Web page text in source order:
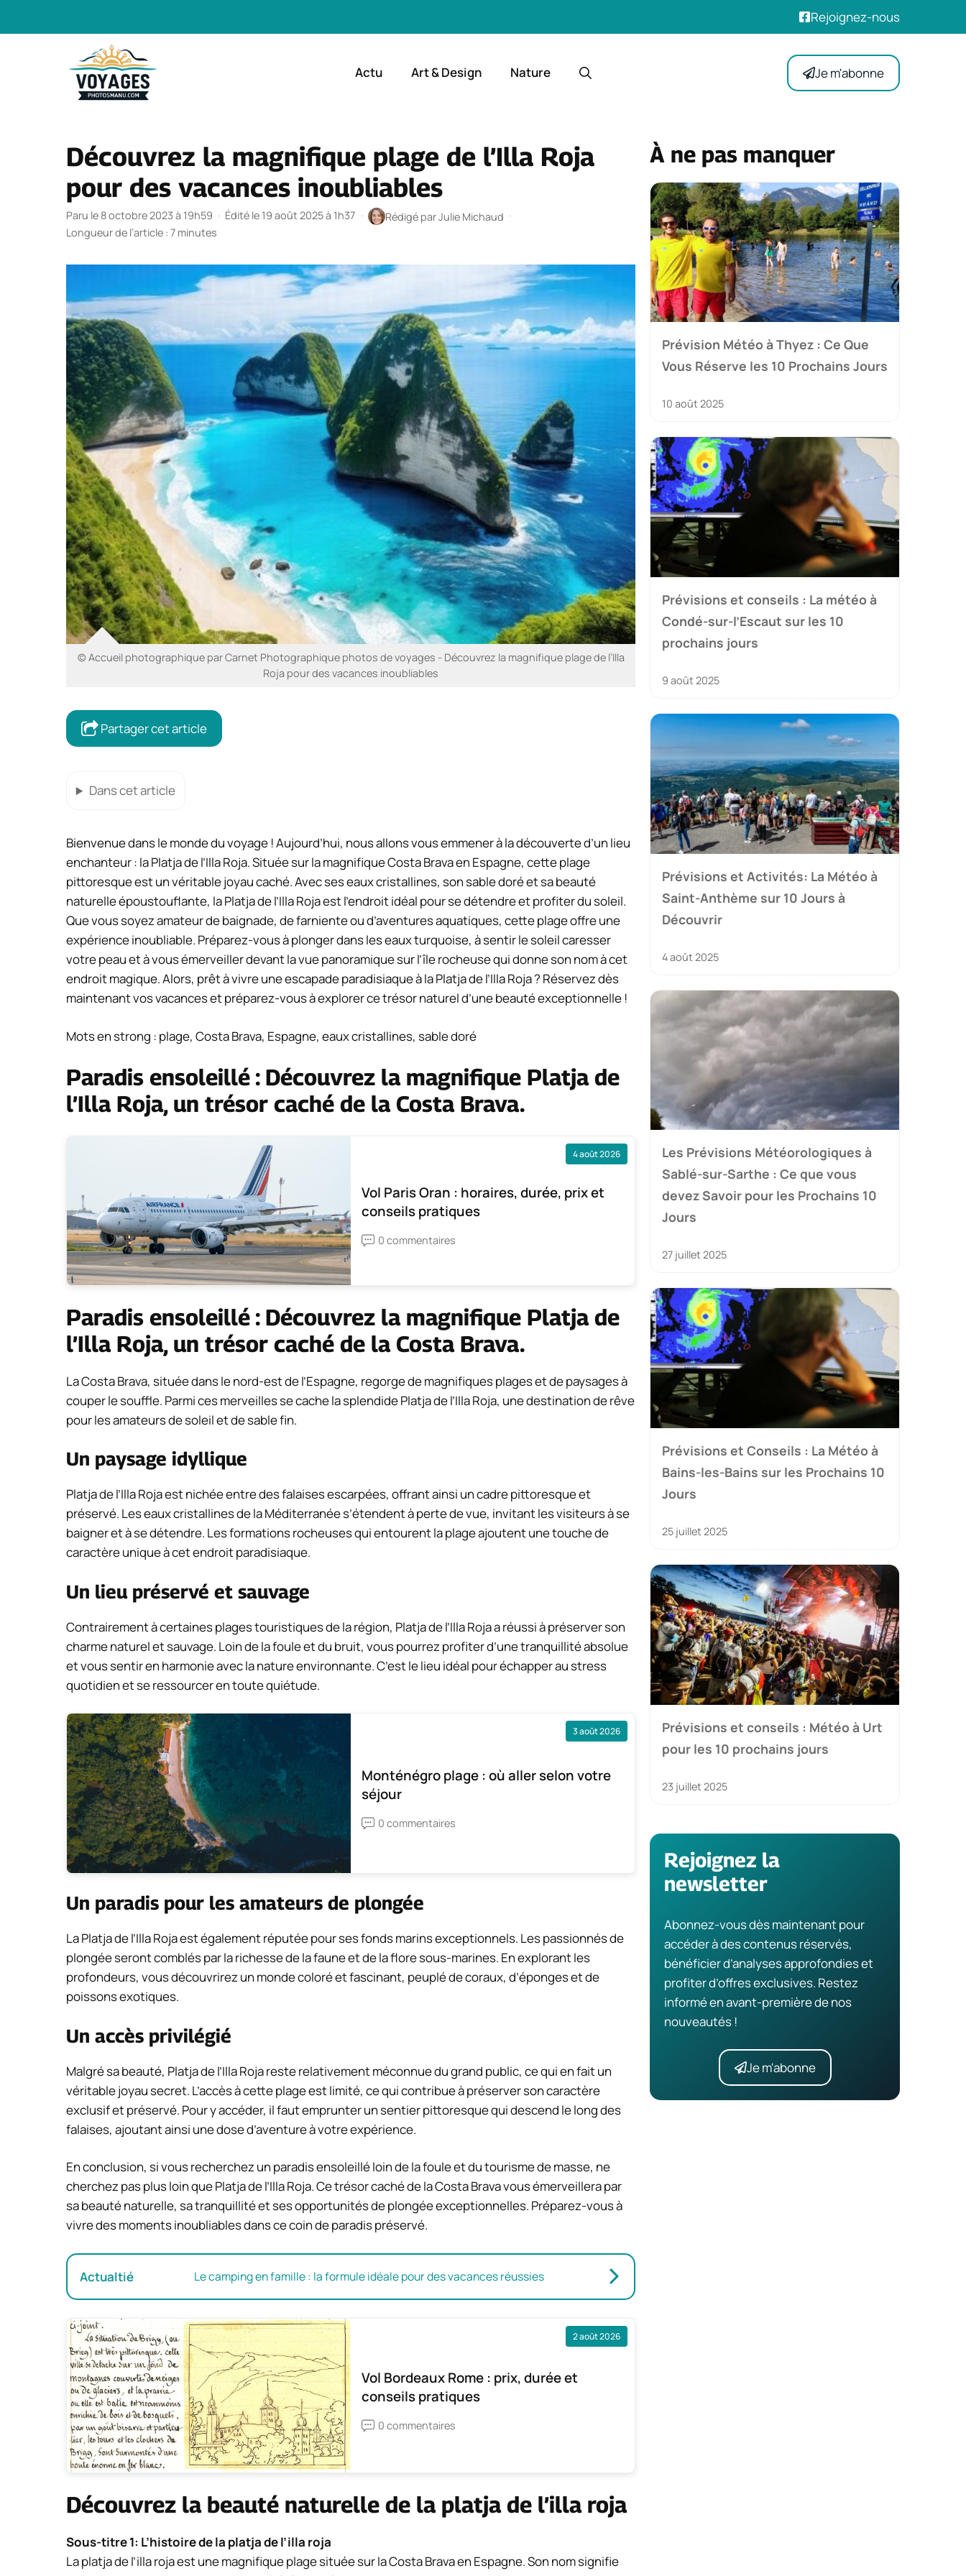
Rejoignez-nous
Actu Art & Design Nature Je m'abonne
Découvrez la magnifique plage de l’Illa Roja
pour des vacances inoubliables
Paru le 8 octobre 2023 à 19h59 · Édité le 19 août 2025 à 1h37 · Rédigé parJulie Michaud ·
Longueur de l’article : 7 minutes
© Accueil photographique par Carnet Photographique photos de voyages - Découvrez la magnifique plage de l’Illa
Roja pour des vacances inoubliables
Partager cet article
Dans cet article
Bienvenue dans le monde du voyage ! Aujourd’hui, nous allons vous emmener à la découverte d’un lieu
enchanteur : la Platja de l’Illa Roja. Située sur la magnifique Costa Brava en Espagne, cette plage
pittoresque est un véritable joyau caché. Avec ses eaux cristallines, son sable doré et sa beauté
naturelle époustouflante, la Platja de l’Illa Roja est l’endroit idéal pour se détendre et profiter du soleil.
Que vous soyez amateur de baignade, de farniente ou d’aventures aquatiques, cette plage offre une
expérience inoubliable. Préparez-vous à plonger dans les eaux turquoise, à sentir le soleil caresser
votre peau et à vous émerveiller devant la vue panoramique sur l’île rocheuse qui donne son nom à cet
endroit magique. Alors, prêt à vivre une escapade paradisiaque à la Platja de l’Illa Roja ? Réservez dès
maintenant vos vacances et préparez-vous à explorer ce trésor naturel d’une beauté exceptionnelle !
Mots en strong : plage, Costa Brava, Espagne, eaux cristallines, sable doré
Paradis ensoleillé : Découvrez la magnifique Platja de
l’Illa Roja, un trésor caché de la Costa Brava.
4 août 2026
Vol Paris Oran : horaires, durée, prix et
conseils pratiques
0 commentaires
Paradis ensoleillé : Découvrez la magnifique Platja de
l’Illa Roja, un trésor caché de la Costa Brava.
La Costa Brava, située dans le nord-est de l’Espagne, regorge de magnifiques plages et de paysages à
couper le souffle. Parmi ces merveilles se cache la splendide Platja de l’Illa Roja, une destination de rêve
pour les amateurs de soleil et de sable fin.
Un paysage idyllique
Platja de l’Illa Roja est nichée entre des falaises escarpées, offrant ainsi un cadre pittoresque et
préservé. Les eaux cristallines de la Méditerranée s’étendent à perte de vue, invitant les visiteurs à se
baigner et à se détendre. Les formations rocheuses qui entourent la plage ajoutent une touche de
caractère unique à cet endroit paradisiaque.
Un lieu préservé et sauvage
Contrairement à certaines plages touristiques de la région, Platja de l’Illa Roja a réussi à préserver son
charme naturel et sauvage. Loin de la foule et du bruit, vous pourrez profiter d’une tranquillité absolue
et vous sentir en harmonie avec la nature environnante. C’est le lieu idéal pour échapper au stress
quotidien et se ressourcer en toute quiétude.
3 août 2026
Monténégro plage : où aller selon votre
séjour
0 commentaires
Un paradis pour les amateurs de plongée
La Platja de l’Illa Roja est également réputée pour ses fonds marins exceptionnels. Les passionnés de
plongée seront comblés par la richesse de la faune et de la flore sous-marines. En explorant les
profondeurs, vous découvrirez un monde coloré et fascinant, peuplé de coraux, d’éponges et de
poissons exotiques.
Un accès privilégié
Malgré sa beauté, Platja de l’Illa Roja reste relativement méconnue du grand public, ce qui en fait un
véritable joyau secret. L’accès à cette plage est limité, ce qui contribue à préserver son caractère
exclusif et préservé. Pour y accéder, il faut emprunter un sentier pittoresque qui descend le long des
falaises, ajoutant ainsi une dose d’aventure à votre expérience.
En conclusion, si vous recherchez un paradis ensoleillé loin de la foule et du tourisme de masse, ne
cherchez pas plus loin que Platja de l’Illa Roja. Ce trésor caché de la Costa Brava vous émerveillera par
sa beauté naturelle, sa tranquillité et ses opportunités de plongée exceptionnelles. Préparez-vous à
vivre des moments inoubliables dans ce coin de paradis préservé.
Actualtié Le camping en famille : la formule idéale pour des vacances réussies
2 août 2026
Vol Bordeaux Rome : prix, durée et
conseils pratiques
0 commentaires
Découvrez la beauté naturelle de la platja de l’illa roja
Sous-titre 1: L’histoire de la platja de l’illa roja
La platja de l’illa roja est une magnifique plage située sur la Costa Brava en Espagne. Son nom signifie
À ne pas manquer
Prévision Météo à Thyez : Ce Que
Vous Réserve les 10 Prochains Jours
10 août 2025
Prévisions et conseils : La météo à
Condé-sur-l’Escaut sur les 10
prochains jours
9 août 2025
Prévisions et Activités: La Météo à
Saint-Anthème sur 10 Jours à
Découvrir
4 août 2025
Les Prévisions Météorologiques à
Sablé-sur-Sarthe : Ce que vous
devez Savoir pour les Prochains 10
Jours
27 juillet 2025
Prévisions et Conseils : La Météo à
Bains-les-Bains sur les Prochains 10
Jours
25 juillet 2025
Prévisions et conseils : Météo à Urt
pour les 10 prochains jours
23 juillet 2025
Rejoignez la
newsletter
Abonnez-vous dès maintenant pour
accéder à des contenus réservés,
bénéficier d’analyses approfondies et
profiter d’offres exclusives. Restez
informé en avant-première de nos
nouveautés !
Je m'abonne